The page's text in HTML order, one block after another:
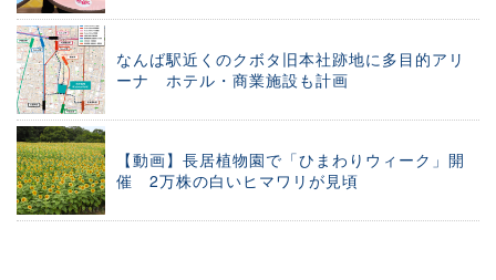
なんば駅近くのクボタ旧本社跡地に多目的アリ
ーナ ホテル・商業施設も計画
【動画】長居植物園で「ひまわりウィーク」開
催 2万株の白いヒマワリが見頃